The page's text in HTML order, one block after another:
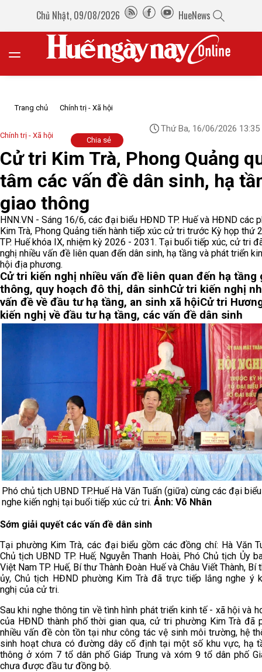
Chủ Nhật, 09/08/2026 HueNews
Trang chủ Chính trị - Xã hội
Chính trị - Xã hội
Thứ Ba, 16/06/2026 13:35
Chia sẻ
Cử tri Kim Trà, Phong Quảng
tâm các vấn đề dân sinh, hạ
giao thông
HNN.VN - Sáng 16/6, các đại biểu HĐND TP. Huế và HĐND các
Kim Trà, Phong Quảng tiến hành tiếp xúc cử tri trước Kỳ họp thứ
TP. Huế khóa IX, nhiệm kỳ 2026 - 2031. Tại buổi tiếp xúc, cử tri
nghị nhiều vấn đề liên quan đến dân sinh, hạ tầng và phát triển
hội địa phương.
Cử tri kiến nghị nhiều vấn đề liên quan đến hạ tầng
thông, quy hoạch đô thị, dân sinhCử tri kiến nghị
vấn đề về đầu tư hạ tầng, an sinh xã hộiCử tri
kiến nghị về đầu tư hạ tầng, các vấn đề dân sinh
Phó chủ tịch UBND TP.Huế Hà Văn Tuấn (giữa) cùng các đại
nghe kiến nghị tại buổi tiếp xúc cử tri. Ảnh: Võ Nhân
Sớm giải quyết các vấn đề dân sinh
Tại phường Kim Trà, các đại biểu gồm các đồng chí: Hà Văn
Chủ tịch UBND TP. Huế; Nguyễn Thanh Hoài, Phó Chủ tịch Ủy
Việt Nam TP. Huế, Bí thư Thành Đoàn Huế và Châu Viết Thành, Bí
ủy, Chủ tịch HĐND phường Kim Trà đã trực tiếp lắng nghe ý
nghị của cử tri.
Sau khi nghe thông tin về tình hình phát triển kinh tế - xã hội và
của HĐND thành phố thời gian qua, cử tri phường Kim Trà đã
nhiều vấn đề còn tồn tại như công tác vệ sinh môi trường, hệ
sinh hoạt chưa có đường dây cố định tại một số khu vực, hạ
thông ở xóm 7 tổ dân phố Giáp Trung và xóm 9 tổ dân phố
chưa được đầu tư đồng bộ.